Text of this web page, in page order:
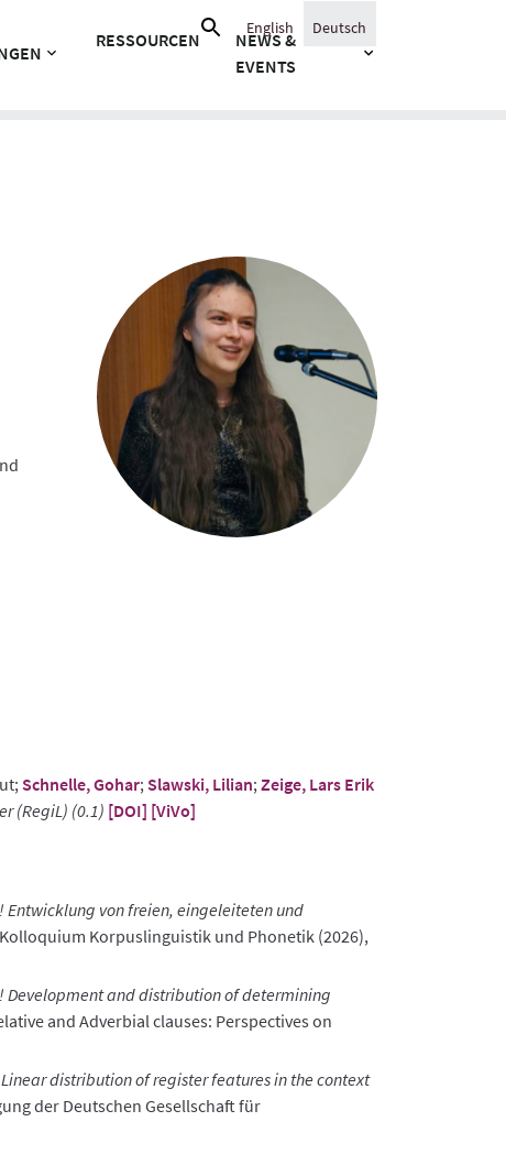
RESSOURCEN
NEWS &
EVENTS
Suche
nach:
English Deutsch
Schnelle, Gohar;Slawski, Lilian;Zeige, Lars Erik
(RegiL) (0.1) [DOI] [ViVo]
Entwicklung von freien, eingeleiteten und
Korpuslinguistik und Phonetik (2026),
Development and distribution of determining
and Adverbial clauses: Perspectives on
Linear distribution of register features in the context
der Deutschen Gesellschaft für